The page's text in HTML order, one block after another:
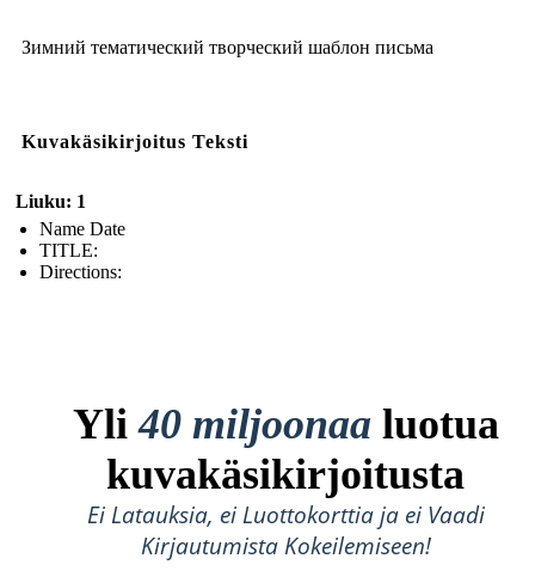
Зимний тематический творческий шаблон письма
Kuvakäsikirjoitus Teksti
Liuku: 1
Name Date
TITLE :
Directions:
Yli40 miljoonaa luotua
kuvakäsikirjoitusta
Ei Latauksia, ei Luottokorttia ja ei Vaadi
Kirjautumista Kokeilemiseen!